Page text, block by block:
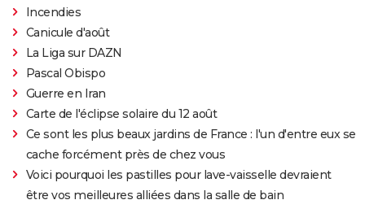
Incendies
Canicule d'août
La Liga sur DAZN
Pascal Obispo
Guerre en Iran
Carte de l'éclipse solaire du 12 août
Ce sont les plus beaux jardins de France : l'un d'entre eux se
cache forcément près de chez vous
Voici pourquoi les pastilles pour lave-vaisselle devraient
être vos meilleures alliées dans la salle de bain